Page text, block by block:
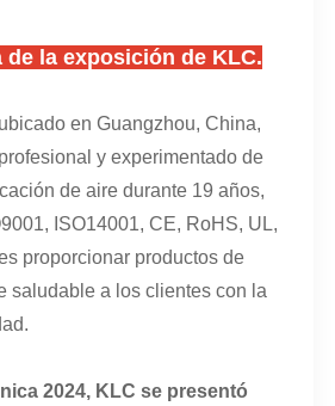
de la exposición de KLC.
en Guangzhou, China,
y experimentado de
de aire durante 19 años,
ISO14001, CE, RoHS, UL,
proporcionar productos de
saludable a los clientes con la
2024, KLC se presentó